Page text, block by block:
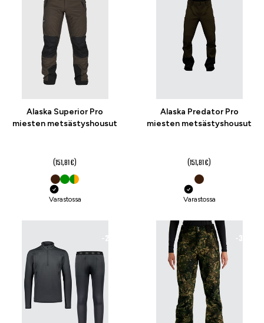
Alaska Superior Pro
miesten metsästyshousut
(151,81 €)
Varastossa
Alaska Predator Pro
miesten metsästyshousut
(151,81 €)
Varastossa
-21 % -30 %